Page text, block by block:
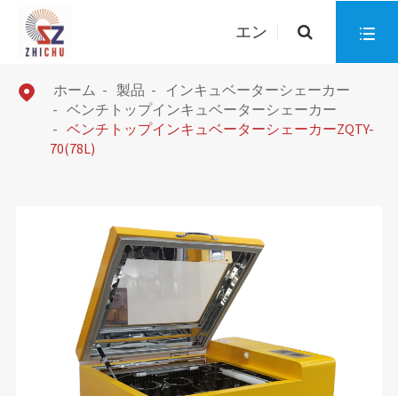
エン 
 ホーム 製品
インキュベーターシェーカー
ベンチトップインキュベーターシェーカー
ベンチトップインキュベーターシェーカーZQTY-
70(78L)